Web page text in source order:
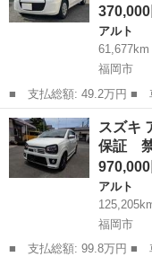
370,000
アルト
61,677km
福岡市
■ 支払総額: 49.2万円 ■ 車両本体価格： 370,000 円 ■ メーカー
名： スズキ ■ 車種名：
Ｓ ドライブレコーダー
ー 電動格納ミ...
福岡 福岡市 アルト
スズキ
保証
970,000
アルト
福岡市
■ 支払総額: 99.8万円 ■ 車両本体価格： 970,000 円 ■ メーカー